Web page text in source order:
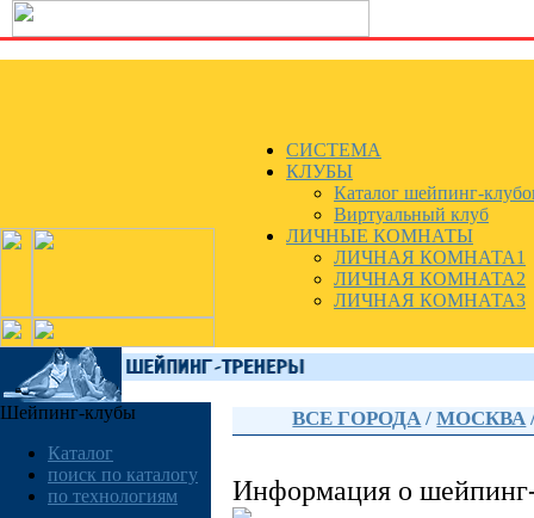
СИСТЕМА
КЛУБЫ
Каталог шейпинг-
Виртуальный клуб
ЛИЧНЫЕ КОМНАТЫ
ЛИЧНАЯ КОМНАТА1
ЛИЧНАЯ КОМНАТА2
ЛИЧНАЯ КОМНАТА3
Шейпинг-клубы
Каталог
поиск по каталогу
по технологиям
ВСЕ ГОРОДА /МОСКВА
Информация о